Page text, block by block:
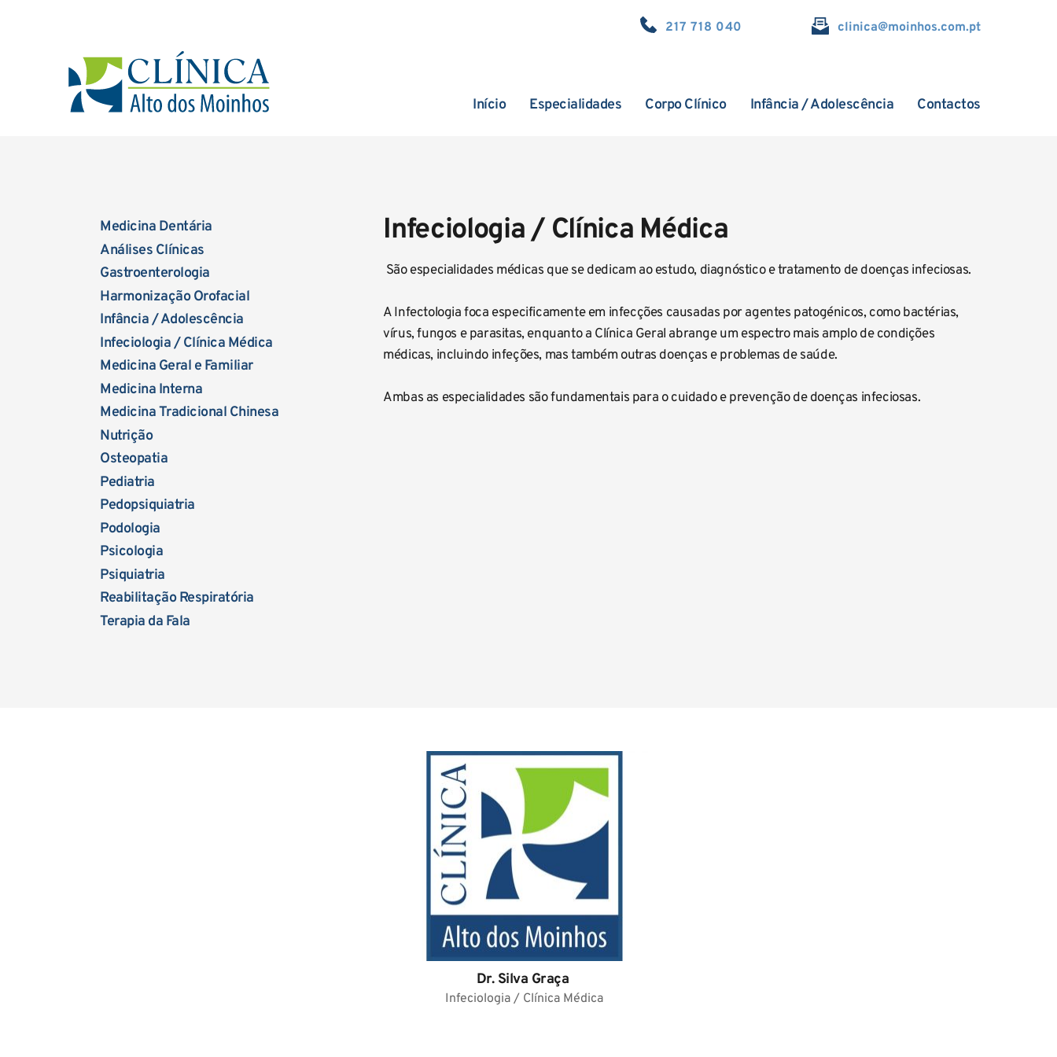
217 718 040 clinica@moinhos.com.pt
Início Especialidades Corpo Clínico Infância / Adolescência Contactos
Medicina Dentária
Análises Clínicas
Gastroenterologia
Harmonização Orofacial
Infância / Adolescência
Infeciologia / Clínica Médica
Medicina Geral e Familiar
Medicina Interna
Medicina Tradicional Chinesa
Nutrição
Osteopatia
Pediatria
Pedopsiquiatria
Podologia
Psicologia
Psiquiatria
Reabilitação Respiratória
Terapia da Fala
Infeciologia / Clínica Médica
São especialidades médicas que se dedicam ao estudo, diagnóstico e tratamento de doenças infeciosas.
A Infectologia foca especificamente em infecções causadas por agentes patogénicos, como bactérias,
vírus, fungos e parasitas, enquanto a Clínica Geral abrange um espectro mais amplo de condições
médicas, incluindo infeções, mas também outras doenças e problemas de saúde.
﻿Ambas as especialidades são fundamentais para o cuidado e prevenção de doenças infeciosas.
Dr. Silva Graça
Infeciologia / Clínica Médica